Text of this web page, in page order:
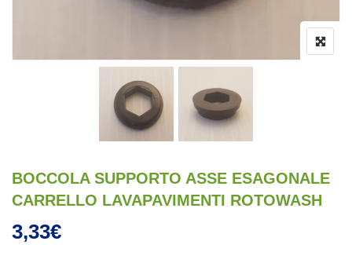
BOCCOLA SUPPORTO ASSE ESAGONALE
CARRELLO LAVAPAVIMENTI ROTOWASH
3,33€